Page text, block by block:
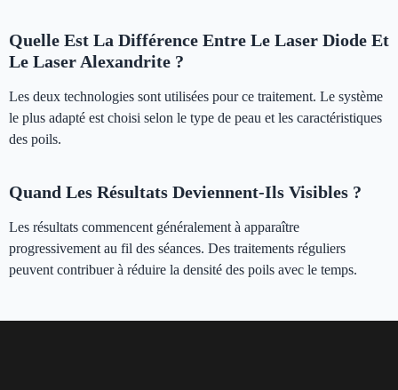
Quelle Est La Différence Entre Le Laser Diode Et
Le Laser Alexandrite ?
Les deux technologies sont utilisées pour ce traitement. Le système
le plus adapté est choisi selon le type de peau et les caractéristiques
des poils.
Quand Les Résultats Deviennent-Ils Visibles ?
Les résultats commencent généralement à apparaître
progressivement au fil des séances. Des traitements réguliers
peuvent contribuer à réduire la densité des poils avec le temps.